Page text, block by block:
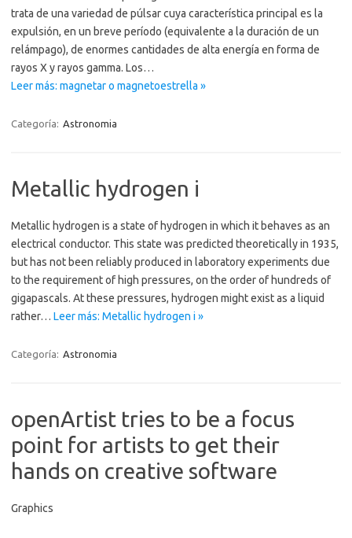
trata de una variedad de púlsar cuya característica principal es la
expulsión, en un breve período (equivalente a la duración de un
relámpago), de enormes cantidades de alta energía en forma de
rayos X y rayos gamma. Los…
Leer más: magnetar o magnetoestrella »
Categoría: Astronomia
Metallic hydrogen i
Metallic hydrogen is a state of hydrogen in which it behaves as an
electrical conductor. This state was predicted theoretically in 1935,
but has not been reliably produced in laboratory experiments due
to the requirement of high pressures, on the order of hundreds of
gigapascals. At these pressures, hydrogen might exist as a liquid
rather… Leer más: Metallic hydrogen i »
Categoría: Astronomia
openArtist tries to be a focus
point for artists to get their
hands on creative software
Graphics